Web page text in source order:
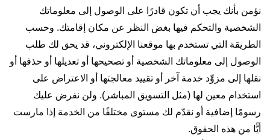
نؤمن بأنك يجب أن تكون قادرًا على الوصول إلى معلوماتك
الشخصية والتحكم فيها بغض النظر عن مكان إقامتك. وحسب
الطريقة التي تستخدم بها موقعنا الإلكتروني، قد يحق لك طلب
الوصول إلى معلوماتك الشخصية أو تصحيحها أو تعديلها أو حذفها أو
نقلها إلى مزوِّد خدمة آخر أو تقييد معالجتها أو الاعتراض على
استخدام معين لها (مثل التسويق المباشر). ولن نفرض عليك
رسومًا إضافية أو نقدّم لك مستوى مختلفًا من الخدمة إذا مارست
أيًّا من هذه الحقوق.